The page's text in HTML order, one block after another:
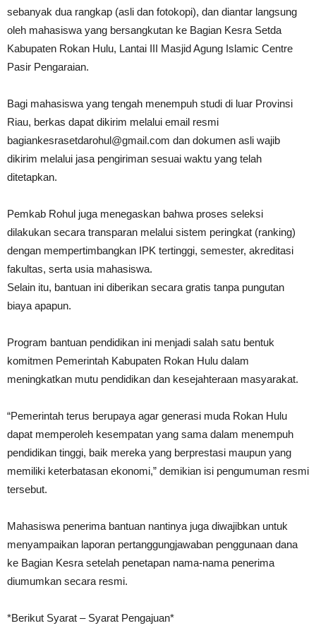
sebanyak dua rangkap (asli dan fotokopi), dan diantar langsung
oleh mahasiswa yang bersangkutan ke Bagian Kesra Setda
Kabupaten Rokan Hulu, Lantai III Masjid Agung Islamic Centre
Pasir Pengaraian.
Bagi mahasiswa yang tengah menempuh studi di luar Provinsi
Riau, berkas dapat dikirim melalui email resmi
bagiankesrasetdarohul@gmail.com dan dokumen asli wajib
dikirim melalui jasa pengiriman sesuai waktu yang telah
ditetapkan.
Pemkab Rohul juga menegaskan bahwa proses seleksi
dilakukan secara transparan melalui sistem peringkat (ranking)
dengan mempertimbangkan IPK tertinggi, semester, akreditasi
fakultas, serta usia mahasiswa.
Selain itu, bantuan ini diberikan secara gratis tanpa pungutan
biaya apapun.
Program bantuan pendidikan ini menjadi salah satu bentuk
komitmen Pemerintah Kabupaten Rokan Hulu dalam
meningkatkan mutu pendidikan dan kesejahteraan masyarakat.
“Pemerintah terus berupaya agar generasi muda Rokan Hulu
dapat memperoleh kesempatan yang sama dalam menempuh
pendidikan tinggi, baik mereka yang berprestasi maupun yang
memiliki keterbatasan ekonomi,” demikian isi pengumuman resmi
tersebut.
Mahasiswa penerima bantuan nantinya juga diwajibkan untuk
menyampaikan laporan pertanggungjawaban penggunaan dana
ke Bagian Kesra setelah penetapan nama-nama penerima
diumumkan secara resmi.
*Berikut Syarat – Syarat Pengajuan*